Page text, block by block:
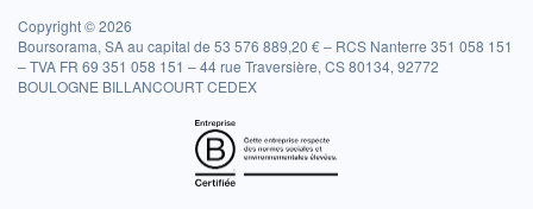
Copyright © 2026
Boursorama, SA au capital de 53 576 889,20 € – RCS Nanterre 351 058 151
– TVA FR 69 351 058 151 – 44 rue Traversière, CS 80134, 92772
BOULOGNE BILLANCOURT CEDEX